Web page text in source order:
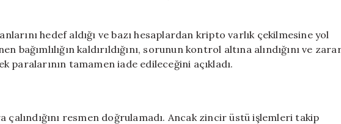
hedef aldığı ve bazı hesaplardan kripto varlık çekilmesine yol
bağımlılığın kaldırıldığını, sorunun kontrol altına alındığını ve
paralarının tamamen iade edileceğini açıkladı.
çalındığını resmen doğrulamadı. Ancak zincir üstü işlemleri takip